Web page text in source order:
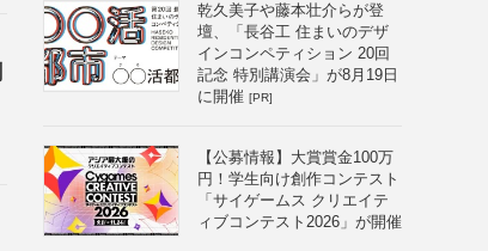
乾久美子や藤本壮介らが登
壇、「長谷工 住まいのデザ
インコンペティション 20回
記念 特別講演会」が8月19日
に開催 [PR]
【公募情報】大賞賞金100万
円！学生向け創作コンテスト
「サイゲームス クリエイテ
ィブコンテスト2026」が開催